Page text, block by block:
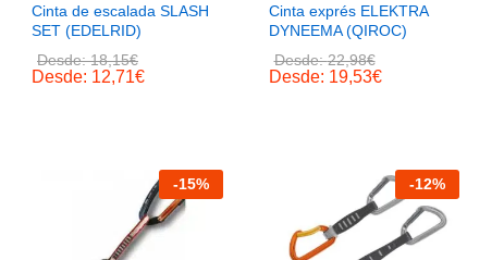
Cinta de escalada SLASH
SET (EDELRID)
Desde:18,15€
Desde: 12,71€
Cinta exprés ELEKTRA
DYNEEMA (QIROC)
Desde:22,98€
Desde: 19,53€
-15% -12%